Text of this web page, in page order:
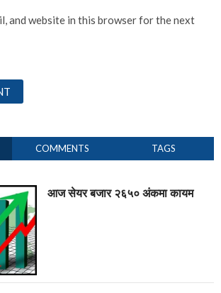
and website in this browser for the next
COMMENTS TAGS
आज सेयर बजार २६५० अंकमा कायम